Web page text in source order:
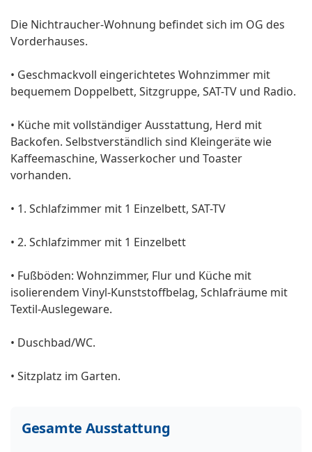
Die Nichtraucher-Wohnung befindet sich im OG des
Vorderhauses.
• Geschmackvoll eingerichtetes Wohnzimmer mit
bequemem Doppelbett, Sitzgruppe, SAT-TV und Radio.
• Küche mit vollständiger Ausstattung, Herd mit
Backofen. Selbstverständlich sind Kleingeräte wie
Kaffeemaschine, Wasserkocher und Toaster
vorhanden.
• 1. Schlafzimmer mit 1 Einzelbett, SAT-TV
• 2. Schlafzimmer mit 1 Einzelbett
• Fußböden: Wohnzimmer, Flur und Küche mit
isolierendem Vinyl-Kunststoffbelag, Schlafräume mit
Textil-Auslegeware.
• Duschbad/WC.
• Sitzplatz im Garten.
Gesamte Ausstattung